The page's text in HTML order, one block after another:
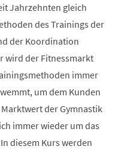
Jahrzehnten gleich
des Trainings der
der Koordination
wird der Fitnessmarkt
immer
um dem Kunden
der Gymnastik
immer wieder um das
diesem Kurs werden